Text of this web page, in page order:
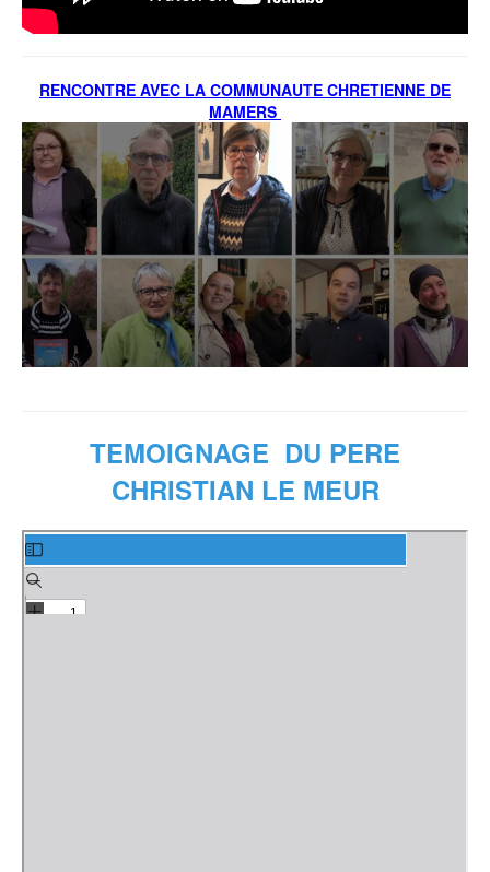
RENCONTRE AVEC LA COMMUNAUTE CHRETIENNE DE
MAMERS
TEMOIGNAGE DU PERE
CHRISTIAN LE MEUR